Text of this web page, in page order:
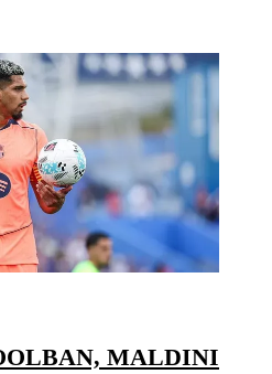
MALDINI